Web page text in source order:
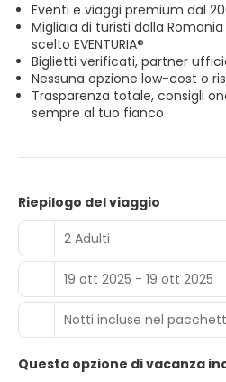
Eventi e viaggi premium dal
Migliaia di turisti dalla Romania
scelto EVENTURIA®
Biglietti verificati, partner
Nessuna opzione low-cost o
Trasparenza totale, consigli
sempre al tuo fianco
Riepilogo del viaggio
2 Adulti
19 ott 2025 - 19 ott 2025
Notti incluse nel
Questa opzione di vacanza